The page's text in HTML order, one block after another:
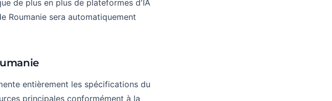
de plus en plus de plateformes d'IA
Roumanie sera automatiquement
entièrement les spécifications du
principales conformément à la